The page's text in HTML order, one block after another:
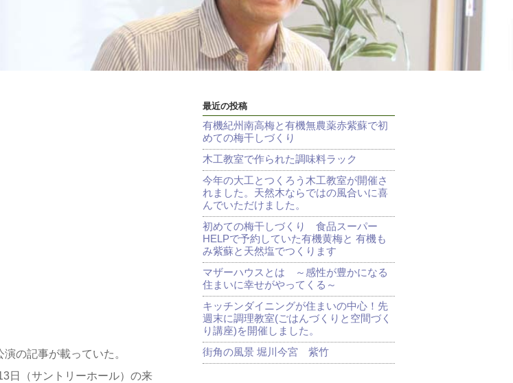
の記事が載っていた。
日（サントリーホール）の来
最近の投稿
有機紀州南高梅と有機無農薬赤紫蘇で初
めての梅干しづくり
木工教室で作られた調味料ラック
今年の大工とつくろう木工教室が開催さ
れました。天然木ならではの風合いに喜
んでいただけました。
初めての梅干しづくり 食品スーパー
HELPで予約していた有機黄梅と 有機も
み紫蘇と天然塩でつくります
マザーハウスとは ～感性が豊かになる
住まいに幸せがやってくる～
キッチンダイニングが住まいの中心！先
週末に調理教室(ごはんづくりと空間づく
り講座)を開催しました。
街角の風景 堀川今宮 紫竹